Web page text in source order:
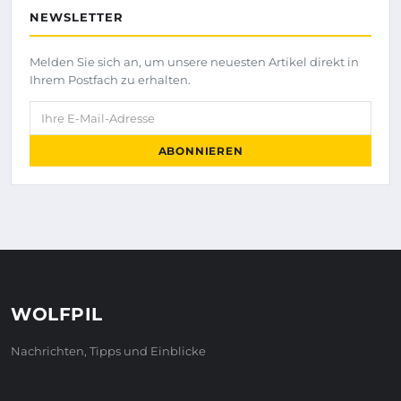
NEWSLETTER
Melden Sie sich an, um unsere neuesten Artikel direkt in
Ihrem Postfach zu erhalten.
Ihre E-Mail-Adresse
ABONNIEREN
WOLFPIL
Nachrichten, Tipps und Einblicke